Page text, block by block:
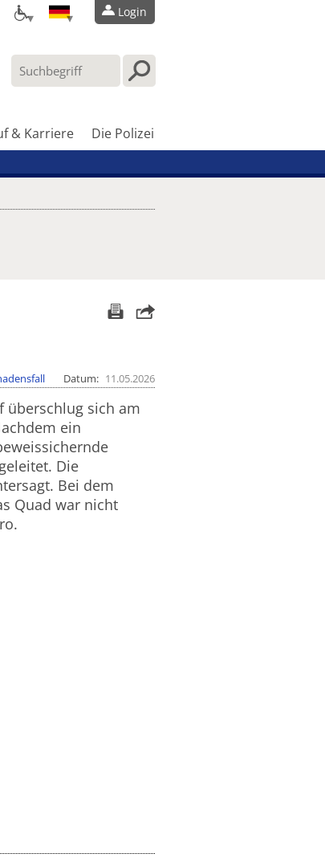
Login
& Karriere Die Polizei
Datum 11.05.2026
überschlug sich am
ein
Die
Bei dem
Quad war nicht